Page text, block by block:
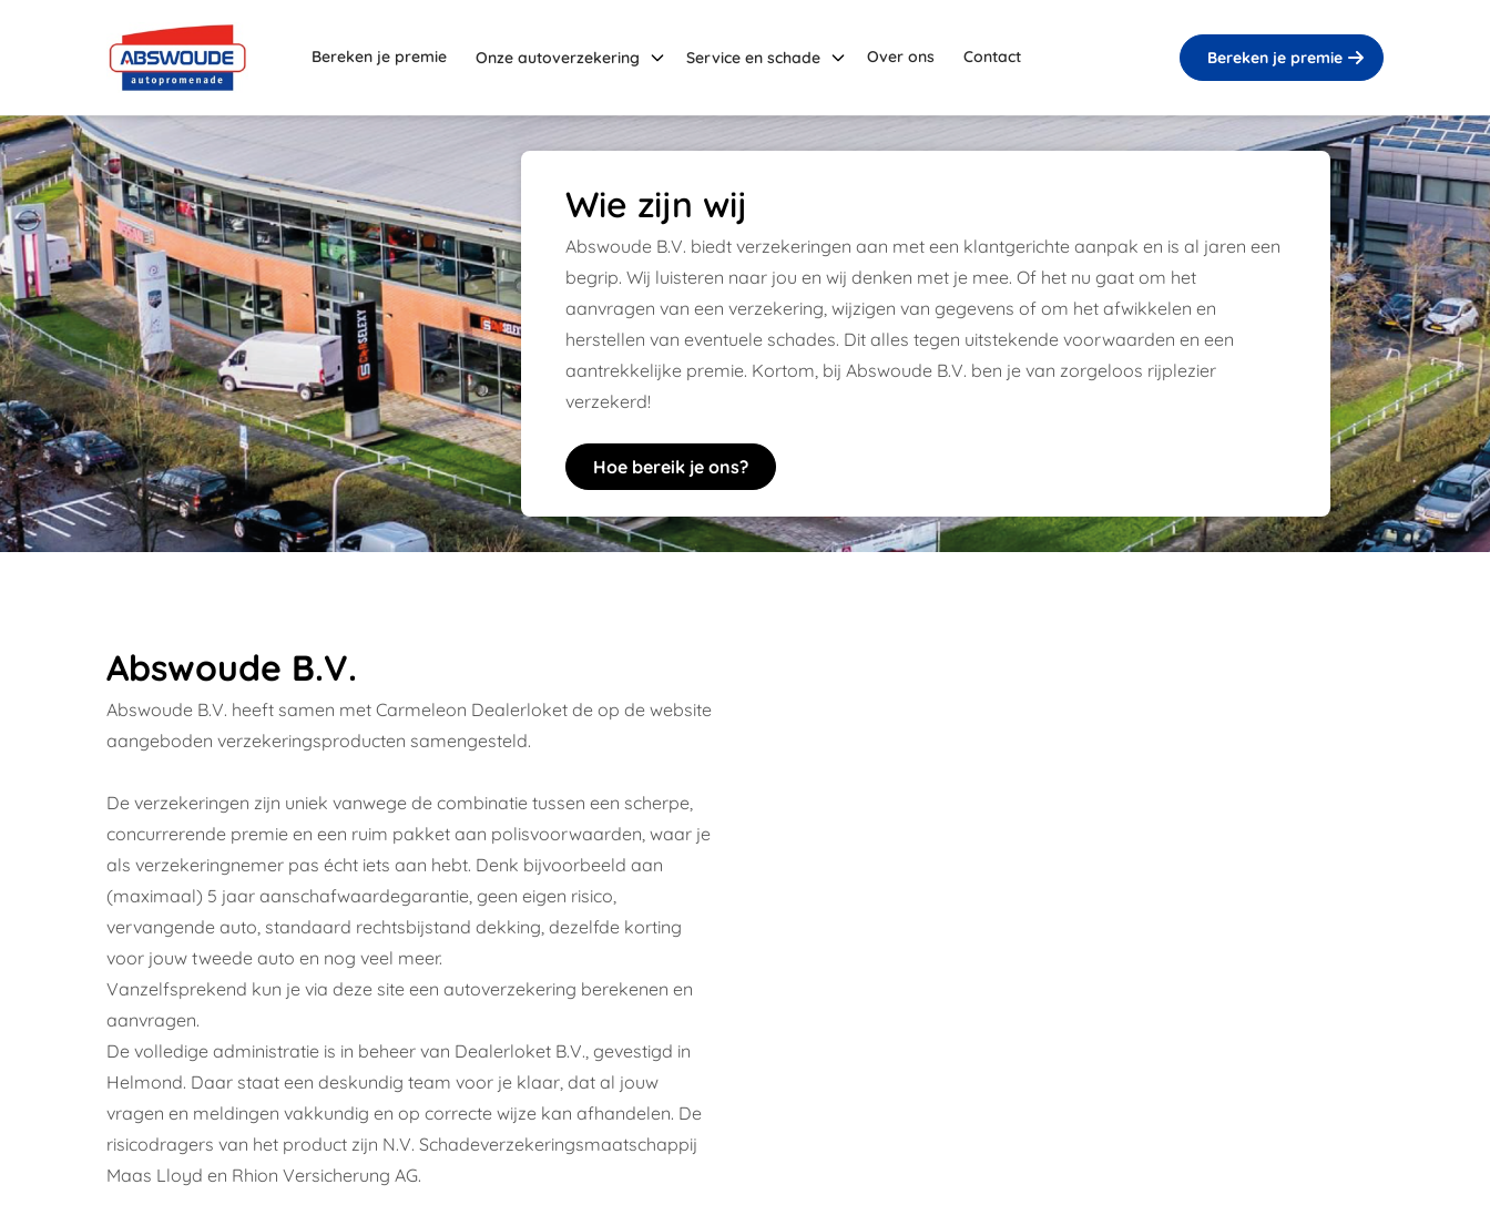
Bereken je premie Onze autoverzekering Service en schade Over ons Contact Bereken je premie
Wie zijn wij
Abswoude B.V. biedt verzekeringen aan met een klantgerichte aanpak en is al jaren een
begrip. Wij luisteren naar jou en wij denken met je mee. Of het nu gaat om het
aanvragen van een verzekering, wijzigen van gegevens of om het afwikkelen en
herstellen van eventuele schades. Dit alles tegen uitstekende voorwaarden en een
aantrekkelijke premie. Kortom, bij Abswoude B.V. ben je van zorgeloos rijplezier
verzekerd!
Hoe bereik je ons?
Abswoude B.V.
Abswoude B.V. heeft samen met Carmeleon Dealerloket de op de website
aangeboden verzekeringsproducten samengesteld.
De verzekeringen zijn uniek vanwege de combinatie tussen een scherpe,
concurrerende premie en een ruim pakket aan polisvoorwaarden, waar je
als verzekeringnemer pas écht iets aan hebt. Denk bijvoorbeeld aan
(maximaal) 5 jaar aanschafwaardegarantie, geen eigen risico,
vervangende auto, standaard rechtsbijstand dekking, dezelfde korting
voor jouw tweede auto en nog veel meer.
Vanzelfsprekend kun je via deze site een autoverzekering berekenen en
aanvragen.
De volledige administratie is in beheer van Dealerloket B.V., gevestigd in
Helmond. Daar staat een deskundig team voor je klaar, dat al jouw
vragen en meldingen vakkundig en op correcte wijze kan afhandelen. De
risicodragers van het product zijn N.V. Schadeverzekeringsmaatschappij
Maas Lloyd en Rhion Versicherung AG.